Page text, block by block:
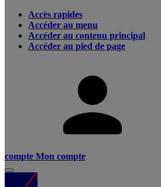
Accès rapides
Accéder au menu
Accéder au contenu principal
Accéder au pied de page
compte Mon compte